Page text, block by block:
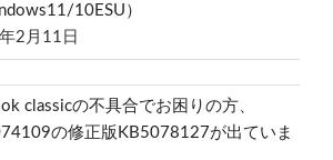
10ESU）
2月11日
classicの不具合でお困りの方、
の修正版KB5078127が出ていま